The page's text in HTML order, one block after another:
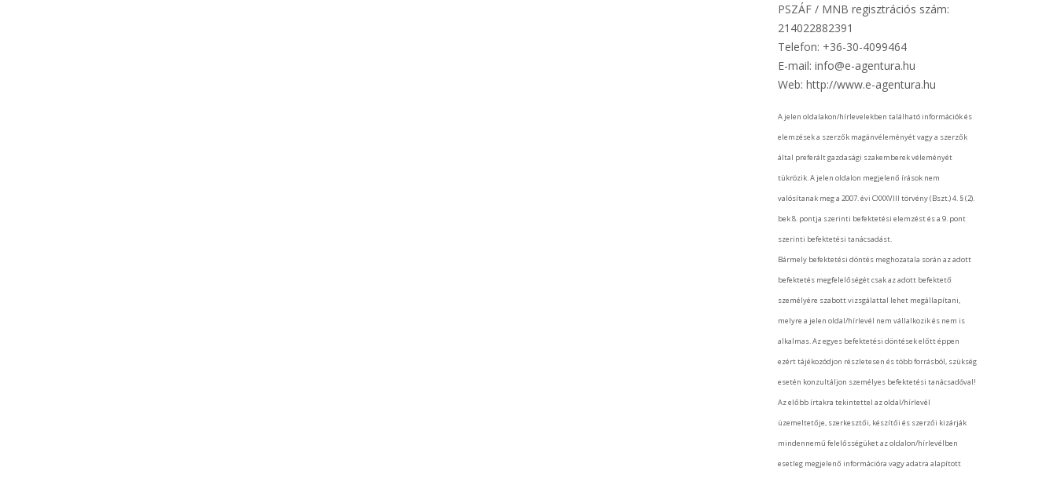
PSZÁF / MNB regisztrációs szám:
214022882391
Telefon: +36-30-4099464
E-mail: info@e-agentura.hu
Web: http://www.e-agentura.hu
A jelen oldalakon/hírlevelekben található információk és
elemzések a szerzők magánvéleményét vagy a szerzők
által preferált gazdasági szakemberek véleményét
tükrözik. A jelen oldalon megjelenő írások nem
valósítanak meg a 2007. évi CXXXVIII törvény (Bszt.) 4. § (2).
bek 8. pontja szerinti befektetési elemzést és a 9. pont
szerinti befektetési tanácsadást.
Bármely befektetési döntés meghozatala során az adott
befektetés megfelelőségét csak az adott befektető
személyére szabott vizsgálattal lehet megállapítani,
melyre a jelen oldal/hírlevél nem vállalkozik és nem is
alkalmas. Az egyes befektetési döntések előtt éppen
ezért tájékozódjon részletesen és több forrásból, szükség
esetén konzultáljon személyes befektetési tanácsadóval!
Az előbb írtakra tekintettel az oldal/hírlevél
üzemeltetője, szerkesztői, készítői és szerzői kizárják
mindennemű felelősségüket az oldalon/hírlevélben
esetleg megjelenő információra vagy adatra alapított